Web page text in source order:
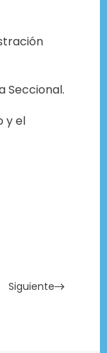
Seccional.
y el
Siguiente